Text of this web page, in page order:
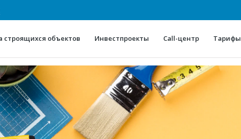
строящихся объектов Инвестпроекты Call-центр Тарифы
О проекте
Конкурентные преимущества